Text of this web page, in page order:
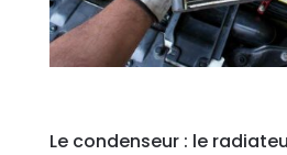
Le condenseur : le